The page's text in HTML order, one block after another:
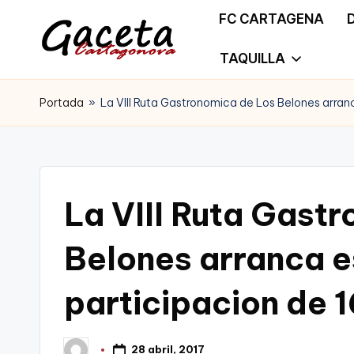
Saltar
al
G
a
e
Gaceta
Cartagonova,
FC CARTAGENA
TAQUILLA
Portada » La VIII Ruta Gastronomica de Los Belones
La VIII Ruta
Belones arranca
participacion de
28 abril, 2017